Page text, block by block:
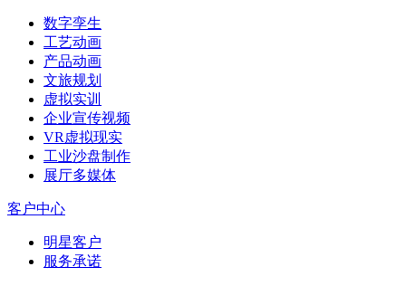
数字孪生
工艺动画
产品动画
文旅规划
虚拟实训
企业宣传视频
VR虚拟现实
工业沙盘制作
展厅多媒体
客户中心
明星客户
服务承诺